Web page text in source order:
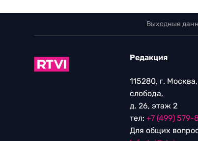
Выходные
Редакция
115280, г.
слобода,
д. 26, этаж 2
тел: +7 (499) 579-
Для общих